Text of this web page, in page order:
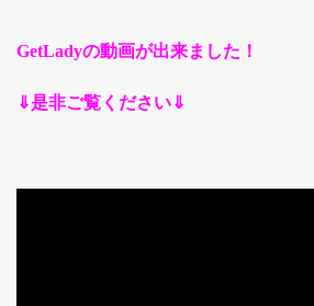
GetLadyの動画が出来ました！
⇓是非ご覧ください⇓